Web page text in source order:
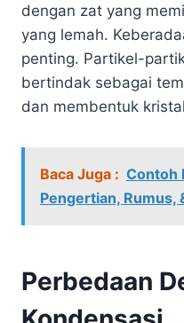
dengan zat yang
yang lemah.
penting. Partikel-
bertindak sebagai
dan membentuk
Baca Juga : Contoh
Pengertian, Rumus,
Perbedaan